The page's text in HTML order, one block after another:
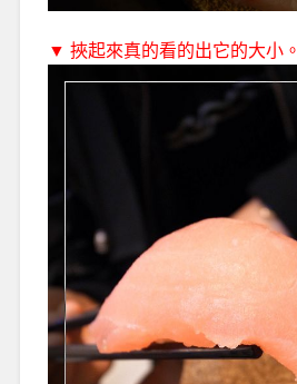
▼ 挾起來真的看的出它的大小。